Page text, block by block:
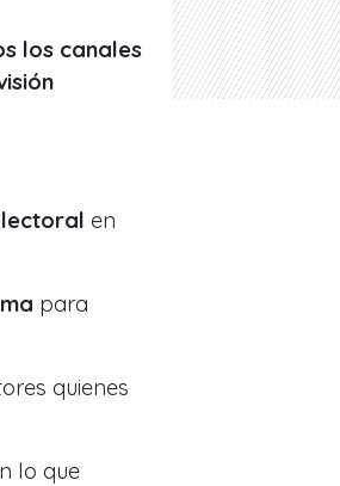
los canales
en
para
quienes
lo que